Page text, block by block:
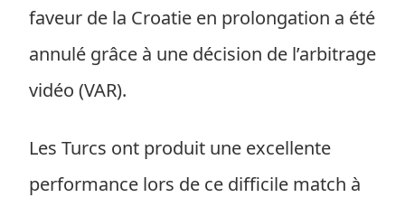
faveur de la Croatie en prolongation a été
annulé grâce à une décision de l’arbitrage
vidéo (VAR).
Les Turcs ont produit une excellente
performance lors de ce difficile match à